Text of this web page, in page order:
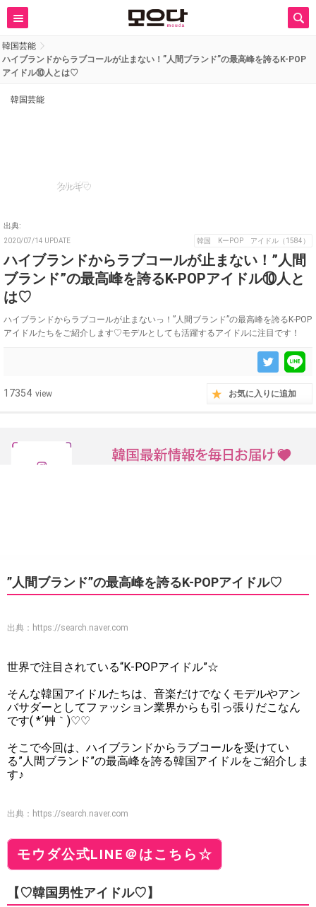
韓国芸能
ハイブランドからラブコールが止まない！”人間ブランド”の最高峰を誇るK-POP
アイドル⑩人とは♡
韓国芸能
タルギ♡
出典:
2020/07/14 UPDATE 韓国 KーPOP アイドル（1584）
ハイブランドからラブコールが止まない！”人間
ブランド”の最高峰を誇るK-POPアイドル⑩人と
は♡
ハイブランドからラブコールが止まないっ！”人間ブランド”の最高峰を誇るK-POP
アイドルたちをご紹介します♡モデルとしても活躍するアイドルに注目です！
17354 view お気に入りに追加
”人間ブランド”の最高峰を誇るK-POPアイドル♡
出典： https://search.naver.com
世界で注目されている“K-POPアイドル”☆
そんな韓国アイドルたちは、音楽だけでなくモデルやアン
バサダーとしてファッション業界からも引っ張りだこなん
です( *´艸｀)♡♡
そこで今回は、ハイブランドからラブコールを受けてい
る”人間ブランド”の最高峰を誇る韓国アイドルをご紹介しま
す♪
出典： https://search.naver.com
モウダ公式LINE＠はこちら☆
【♡韓国男性アイドル♡】